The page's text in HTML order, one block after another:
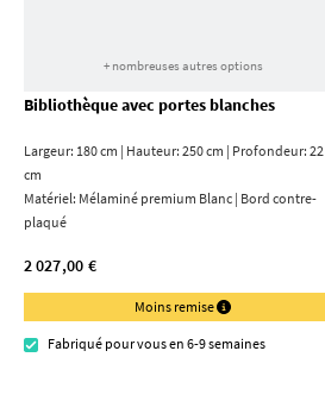
+ nombreuses autres options
Bibliothèque avec portes blanches
Largeur: 180 cm | Hauteur: 250 cm | Profondeur: 22
cm
Matériel: Mélaminé premium Blanc | Bord contre­
plaqué
2 027,00 €
Moins remise
Fabriqué pour vous en 6-9 semaines